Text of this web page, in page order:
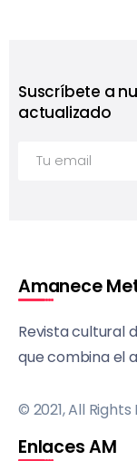
Suscríbete a
actualizado
Amanece
Revista cultural
que combina el
© 2021, All
Enlaces AM